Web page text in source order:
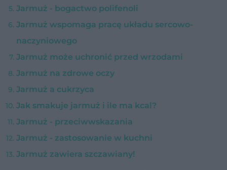
Jarmuż - bogactwo polifenoli
Jarmuż wspomaga pracę układu sercowo-
naczyniowego
Jarmuż może uchronić przed wrzodami
Jarmuż na zdrowe oczy
Jarmuż a cukrzyca
Jak smakuje jarmuż i ile ma kcal?
Jarmuż - przeciwwskazania
Jarmuż - zastosowanie w kuchni
Jarmuż zawiera szczawiany!